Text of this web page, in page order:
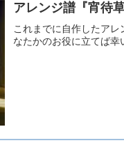
アレンジ譜『宵待草
これまでに自作したア
なたかのお役に立てば幸